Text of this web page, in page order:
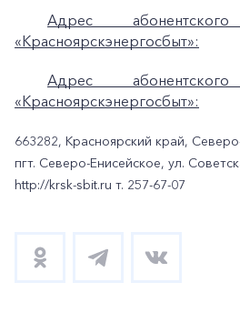
Адрес
«Красноярскэнергосбыт»:
Адрес
«Красноярскэнергосбыт»:
663282, Красноярский край,
пгт. Северо-Енисейское, ул.
http://krsk-sbit.ru т. 257-67-07